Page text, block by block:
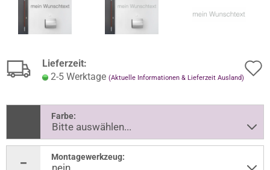
Lieferzeit:
2-5 Werktage (Aktuelle Informationen & Lieferzeit Ausland)
Farbe:
Montagewerkzeug: